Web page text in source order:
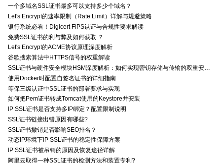
一个多域名SSL证书最多可以支持多少个域名？
Let's Encrypt的速率限制（Rate Limit）详解与规避策略
银行系统必看！Digicert FIPS认证与合规性要求解读
免费SSL证书的利与弊及如何获取 ？
Let's Encrypt的ACME协议原理深度解析
谷歌搜索算法中HTTPS信号的权重解读
SSL证书与硬件安全模块HSM深度解析：如何实现密钥存储与传输的双重安全防护？
使用Docker时配置自签名证书的详细指南
等保三级认证中SSL证书的部署要求与实现
如何把Pem证书转成Tomcat使用的Keystore并安装
IP SSL证书是否支持多IP绑定？配置限制说明
SSL证书链接出错原因有哪些?
SSL证书撤销是否影响SEO排名？
动态IP环境下IP SSL证书的稳定性保障方案
IP SSL证书被吊销的原因及恢复途径详解
阿里云取得一种SSL证书的检测方法和装置专利?